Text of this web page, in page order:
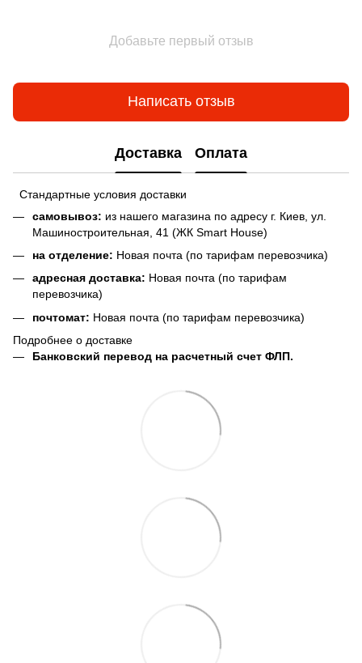
Добавьте первый отзыв
Написать отзыв
Доставка Оплата
Стандартные условия доставки
самовывоз: из нашего магазина по адресу г. Киев, ул.
Машиностроительная, 41 (ЖК Smart House)
на отделение: Новая почта (по тарифам перевозчика)
адресная доставка: Новая почта (по тарифам
перевозчика)
почтомат: Новая почта (по тарифам перевозчика)
Подробнее о доставке
Банковский перевод на расчетный счет ФЛП.